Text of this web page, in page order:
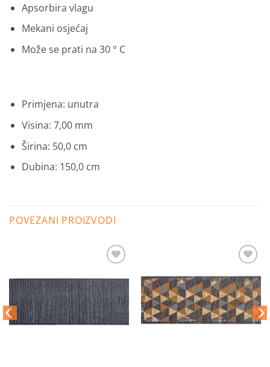
Apsorbira vlagu
Mekani osjećaj
Može se prati na 30 ° C
Primjena: unutra
Visina: 7,00 mm
Širina: 50,0 cm
Dubina: 150,0 cm
POVEZANI PROIZVODI
na
listu
želja
na
listu
želja